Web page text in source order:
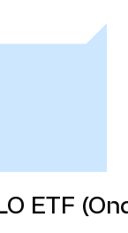
ETF